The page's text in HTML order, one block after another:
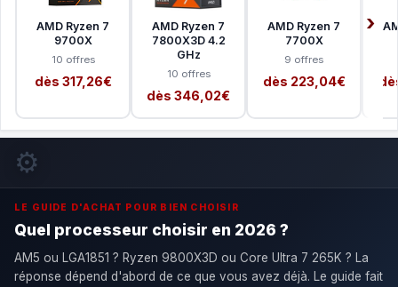
AMD Ryzen 7
9700X
10 offres
dès 317,26€
AMD Ryzen 7
7800X3D 4.2
GHz
10 offres
dès 346,02€
AMD Ryzen 7
7700X
9 offres
dès 223,04€
⚙️
LE GUIDE D'ACHAT POUR BIEN CHOISIR
Quel processeur choisir en 2026 ?
AM5 ou LGA1851 ? Ryzen 9800X3D ou Core Ultra 7 265K ? La
réponse dépend d'abord de ce que vous avez déjà. Le guide fait